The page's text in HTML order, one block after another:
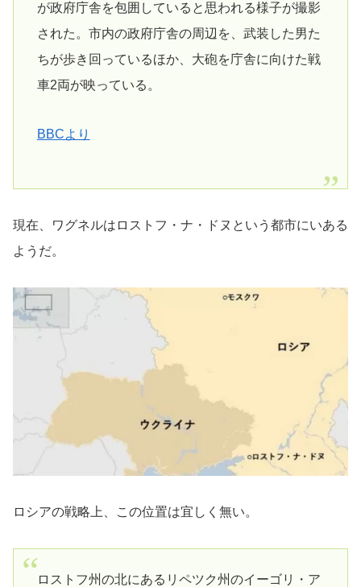
が政府庁舎を包囲していると思われる様子が撮影
された。市内の政府庁舎の周辺を、武装した男た
ちが歩き回っているほか、大砲を庁舎に向けた戦
車2両が映っている。
BBCより
現在、ワグネルはロストフ・ナ・ドヌという都市にいある
ようだ。
ロシアの戦略上、この位置は宜しく無い。
ロストフ州の北にあるリペツク州のイーゴリ・ア